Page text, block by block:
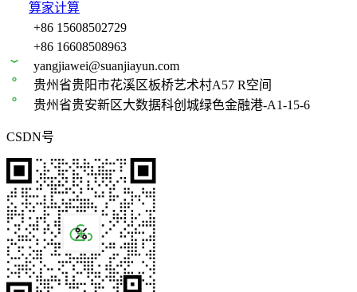
算家计算
+86 15608502729
+86 16608508963
yangjiawei@suanjiayun.com
贵州省贵阳市花溪区板桥艺术村A57 R空间
贵州省贵安新区大数据科创城绿色金融港-A1-15-6
CSDN号